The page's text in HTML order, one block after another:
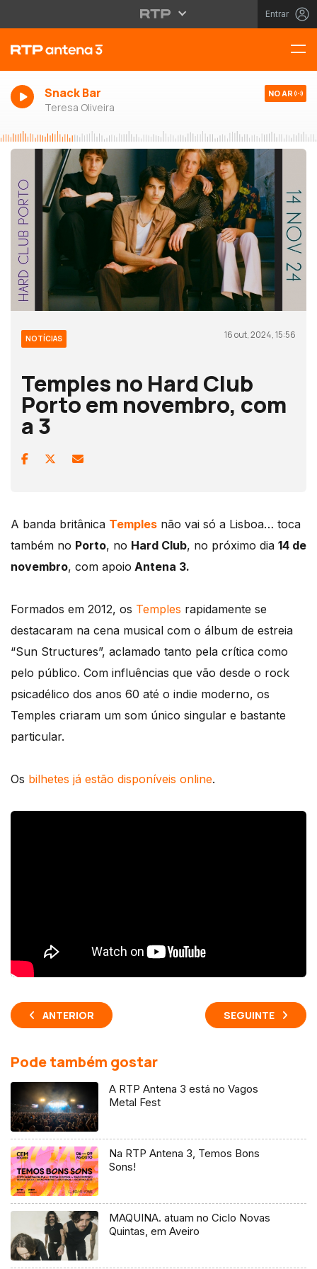
Entrar
Snack Bar
Teresa Oliveira
NO AR
NOTÍCIAS 16 out, 2024, 15:56
Temples no Hard Club
Porto em novembro, com
a 3
A banda britânica Temples não vai só a Lisboa… toca
também no Porto, no Hard Club, no próximo dia 14 de
novembro, com apoio Antena 3.
Formados em 2012, os Temples rapidamente se
destacaram na cena musical com o álbum de estreia
“Sun Structures”, aclamado tanto pela crítica como
pelo público. Com influências que vão desde o rock
psicadélico dos anos 60 até o indie moderno, os
Temples criaram um som único singular e bastante
particular.
Os bilhetes já estão disponíveis online.
ANTERIOR SEGUINTE
Pode também gostar
A RTP Antena 3 está no Vagos
Metal Fest
Na RTP Antena 3, Temos Bons
Sons!
MAQUINA. atuam no Ciclo Novas
Quintas, em Aveiro